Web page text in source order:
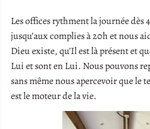
Les offices rythment la journée dès
jusqu’aux complies à 20h et nous
Dieu existe, qu’Il est là présent et
Lui et sont en Lui. Nous pouvons
sans même nous apercevoir que le
est le moteur de la vie.